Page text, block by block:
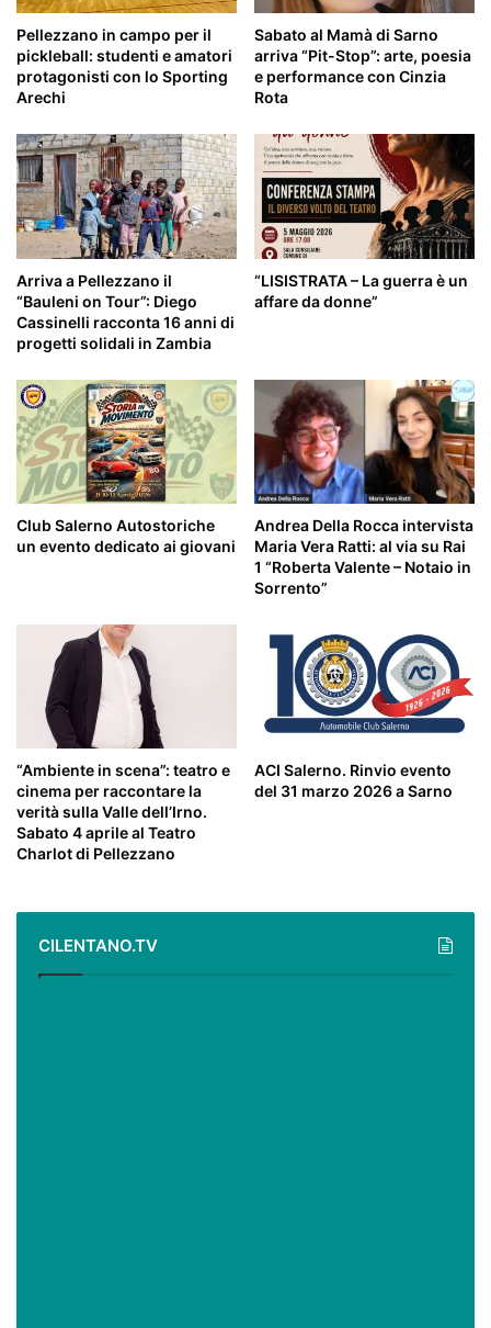
Pellezzano in campo per il
pickleball: studenti e amatori
protagonisti con lo Sporting
Arechi
Sabato al Mamà di Sarno
arriva “Pit-Stop”: arte, poesia
e performance con Cinzia
Rota
Arriva a Pellezzano il
“Bauleni on Tour”: Diego
Cassinelli racconta 16 anni di
progetti solidali in Zambia
“LISISTRATA – La guerra è un
affare da donne”
Club Salerno Autostoriche
un evento dedicato ai giovani
Andrea Della Rocca intervista
Maria Vera Ratti: al via su Rai
1 “Roberta Valente – Notaio in
Sorrento”
“Ambiente in scena”: teatro e
cinema per raccontare la
verità sulla Valle dell’Irno.
Sabato 4 aprile al Teatro
Charlot di Pellezzano
ACI Salerno. Rinvio evento
del 31 marzo 2026 a Sarno
CILENTANO.TV